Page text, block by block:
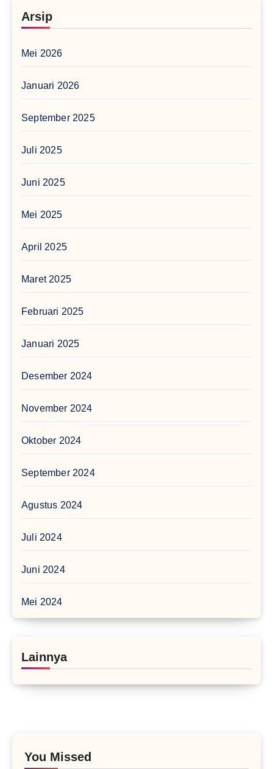
Arsip
Mei 2026
Januari 2026
September 2025
Juli 2025
Juni 2025
Mei 2025
April 2025
Maret 2025
Februari 2025
Januari 2025
Desember 2024
November 2024
Oktober 2024
September 2024
Agustus 2024
Juli 2024
Juni 2024
Mei 2024
Lainnya
You Missed